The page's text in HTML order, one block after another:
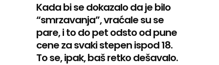
Kada bi se dokazalo da je bilo
“smrzavanja”, vraćale su se
pare, i to do pet odsto od pune
cene za svaki stepen ispod 18.
To se, ipak, baš retko dešavalo.